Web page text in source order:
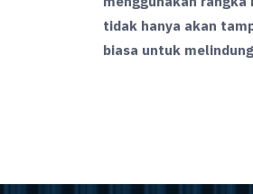
tidak hanya akan
biasa untuk